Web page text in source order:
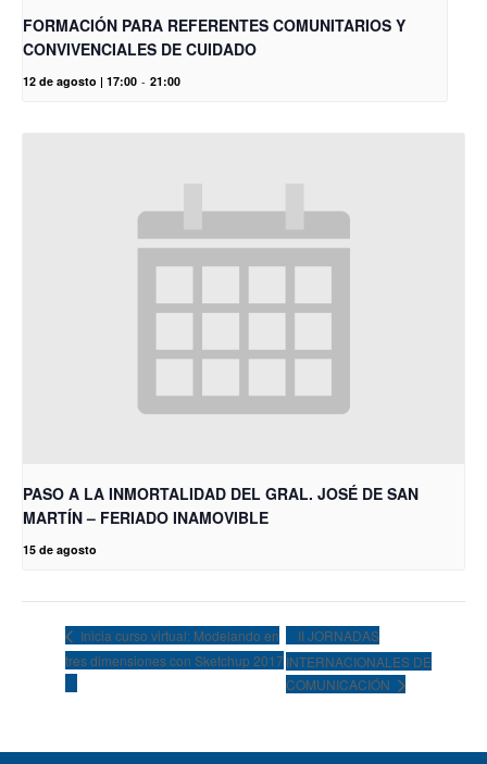
FORMACIÓN PARA REFERENTES COMUNITARIOS Y
CONVIVENCIALES DE CUIDADO
12 de agosto | 17:00 - 21:00
PASO A LA INMORTALIDAD DEL GRAL. JOSÉ DE SAN
MARTÍN – FERIADO INAMOVIBLE
15 de agosto
Inicia curso virtual: Modelando en
tres dimensiones con Sketchup 2017
II JORNADAS
INTERNACIONALES DE
COMUNICACIÓN